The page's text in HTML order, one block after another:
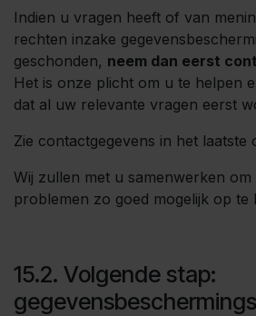
Indien u vragen heeft of van
rechten inzake
geschonden, neem dan eerst
Het is onze plicht om u te helpen
dat al uw relevante vragen eerst
Zie contactgegevens in het laatste
Wij zullen met u samenwerken
problemen zo goed mogelijk op te
15.2. Volgende stap: